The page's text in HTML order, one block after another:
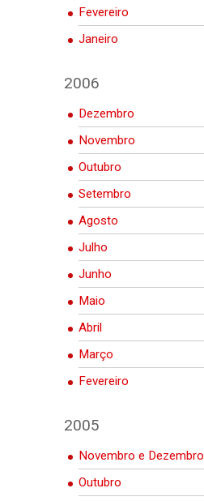
Fevereiro
Janeiro
2006
Dezembro
Novembro
Outubro
Setembro
Agosto
Julho
Junho
Maio
Abril
Março
Fevereiro
2005
Novembro e Dezembro
Outubro